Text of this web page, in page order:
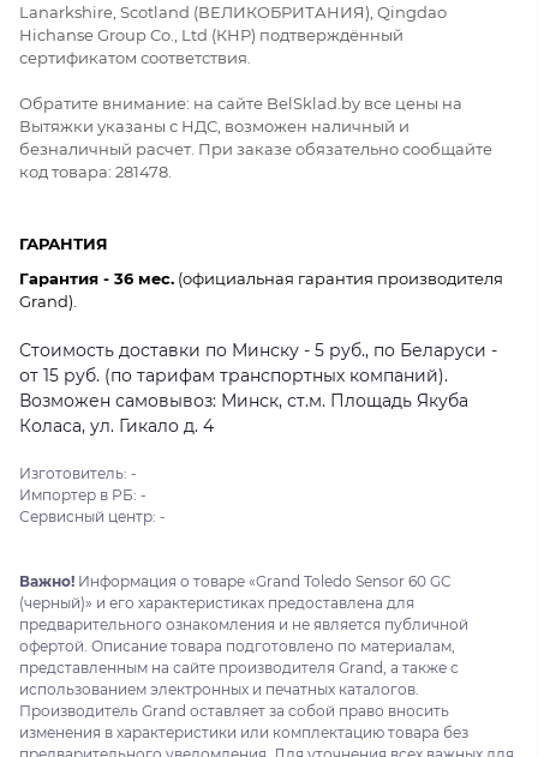
Lanarkshire, Scotland (ВЕЛИКОБРИТАНИЯ), Qingdao
Hichanse Group Co., Ltd (КНР) подтверждённый
сертификатом соответствия.
Обратите внимание: на сайте BelSklad.by все цены на
Вытяжки указаны с НДС, возможен наличный и
безналичный расчет. При заказе обязательно сообщайте
код товара: 281478.
ГАРАНТИЯ
Гарантия - 36 мес. (официальная гарантия производителя
Grand).
Стоимость доставки по Минску - 5 руб., по Беларуси -
от 15 руб. (по тарифам транспортных компаний).
Возможен самовывоз: Минск, ст.м. Площадь Якуба
Коласа, ул. Гикало д. 4
Изготовитель: -
Импортер в РБ: -
Сервисный центр: -
Важно! Информация о товаре «Grand Toledo Sensor 60 GC
(черный)» и его характеристиках предоставлена для
предварительного ознакомления и не является публичной
офертой. Описание товара подготовлено по материалам,
представленным на сайте производителя Grand, а также с
использованием электронных и печатных каталогов.
Производитель Grand оставляет за собой право вносить
изменения в характеристики или комплектацию товара без
предварительного уведомления. Для уточнения всех важных для